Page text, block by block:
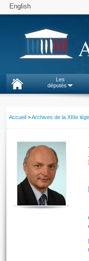
English
Les
députés
Accueil >Archives de la XIIIe